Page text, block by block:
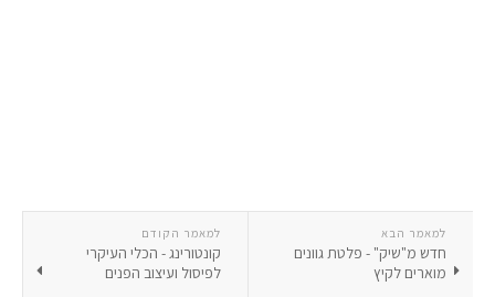
למאמר הקודם
קונטורינג - הכלי העיקרי
לפיסול ועיצוב הפנים
למאמר הבא
חדש מ"שיק" - פלטת גוונים
מוארים לקיץ